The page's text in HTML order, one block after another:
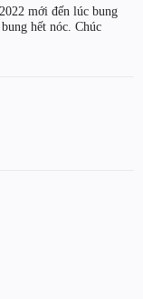
mới đến lúc bung
hết nóc. Chúc